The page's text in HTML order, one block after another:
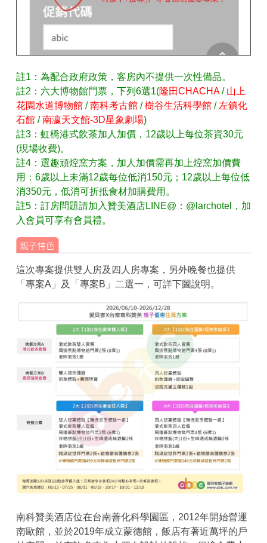
註1：為配合政府政策，客房內不提供一次性備品。
註2：六大博物館門票，下列6選1(隆田CHACHA/ 山上
花園水道博物館/南科考古館/樹谷生活科學館/ 左鎮化
石館/南瀛天文館-3D星象劇場)
註3：虹橋港式飲茶加人加價，12歲以上每位茶資30元
(現場收費)。
註4：選趣頑焢窯方案，加人加價需再加上焢窯加價費
用：6歲以上未滿12歲每位低消150元；12歲以上每位低
消350元，低消可折抵食材加購費用。
註5：訂房問題請加入贊美酒店LINE@：@larchotel，加
入會員可享有會員禮。
這次專案提供雙人房及四人房專案，另外晚餐也提供
「專案A」及「專案B」二選一，可詳下圖說明。
南科贊美酒店位在台南善化科學園區，2012年開始營運
南歐館，並於2019年成立蒙德館，飯店有著近萬坪的戶